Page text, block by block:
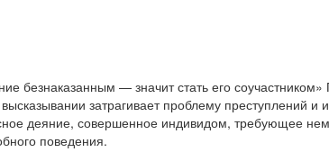
безнаказанным — значит стать его
затрагивает проблему преступлений и
деяние, совершенное индивидом, требующее
поведения.